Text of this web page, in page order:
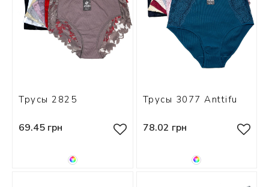
Трусы 2825
69.45 грн
Трусы 3077 Anttifu
78.02 грн